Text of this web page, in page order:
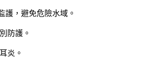
護，避免危險水域。
防護。
炎。